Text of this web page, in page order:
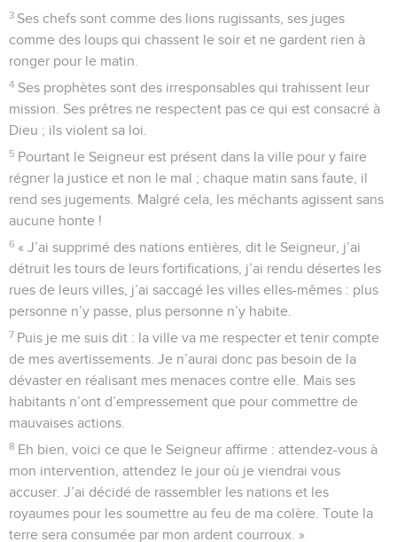
3 Ses chefs sont comme des lions rugissants, ses juges
comme des loups qui chassent le soir et ne gardent rien à
ronger pour le matin.
4 Ses prophètes sont des irresponsables qui trahissent leur
mission. Ses prêtres ne respectent pas ce qui est consacré à
Dieu ; ils violent sa loi.
5 Pourtant le Seigneur est présent dans la ville pour y faire
régner la justice et non le mal ; chaque matin sans faute, il
rend ses jugements. Malgré cela, les méchants agissent sans
aucune honte !
6 « J’ai supprimé des nations entières, dit le Seigneur, j’ai
détruit les tours de leurs fortifications, j’ai rendu désertes les
rues de leurs villes, j’ai saccagé les villes elles-mêmes : plus
personne n’y passe, plus personne n’y habite.
7 Puis je me suis dit : la ville va me respecter et tenir compte
de mes avertissements. Je n’aurai donc pas besoin de la
dévaster en réalisant mes menaces contre elle. Mais ses
habitants n’ont d’empressement que pour commettre de
mauvaises actions.
8 Eh bien, voici ce que le Seigneur affirme : attendez-vous à
mon intervention, attendez le jour où je viendrai vous
accuser. J’ai décidé de rassembler les nations et les
royaumes pour les soumettre au feu de ma colère. Toute la
terre sera consumée par mon ardent courroux. »